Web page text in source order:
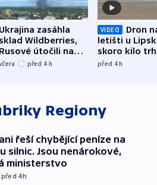
Ukrajina zasáhla
sklad Wildberries,
Rusové útočili na
hasiče či
před 4 h
VIDEO
Dron
letišti u
skoro kilo
indicie
před 4h
Regiony
řeší chybějící peníze na
silnic. Jsou nenárokové,
ministerstvo
před 4h